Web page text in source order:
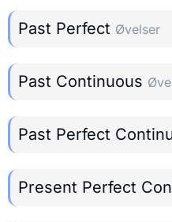
Past Perfect Øvelser
Past Continuous
Past Perfect
Present Perfect